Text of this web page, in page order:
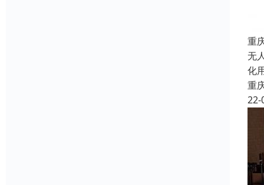
重
无
化
重
22-